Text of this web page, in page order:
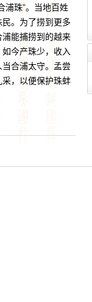
浦珠”。当地百姓
民。为了捞到更多
能捕捞到的越来
今产珠少，收入
合浦太守。孟尝
，以便保护珠蚌